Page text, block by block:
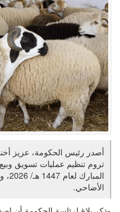
أصدر رئيس الحكومة، عزيز
تروم تنظيم عمليات تسويق
الأضاحي.